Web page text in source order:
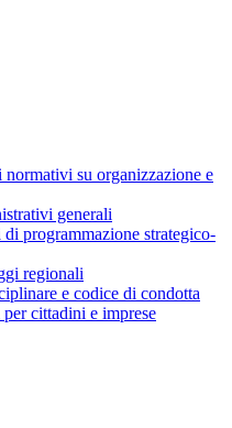
su organizzazione e
generali
programmazione strategico-
regionali
e codice di condotta
cittadini e imprese